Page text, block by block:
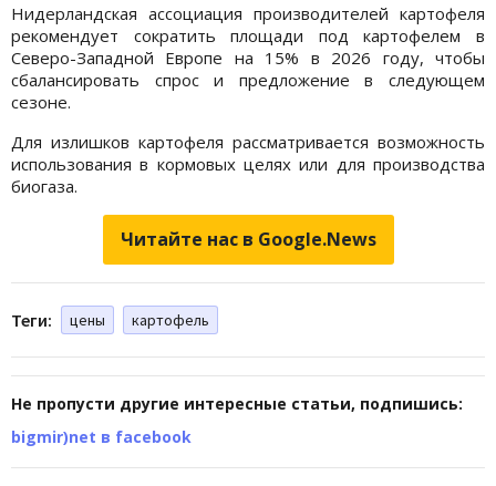
Нидерландская ассоциация производителей картофеля
рекомендует сократить площади под картофелем в
Северо-Западной Европе на 15% в 2026 году, чтобы
сбалансировать спрос и предложение в следующем
сезоне.
Для излишков картофеля рассматривается возможность
использования в кормовых целях или для производства
биогаза.
Читайте нас в Google.News
Теги: цены картофель
Не пропусти другие интересные статьи, подпишись:
bigmir)net в facebook